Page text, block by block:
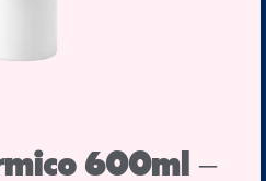
600ml –